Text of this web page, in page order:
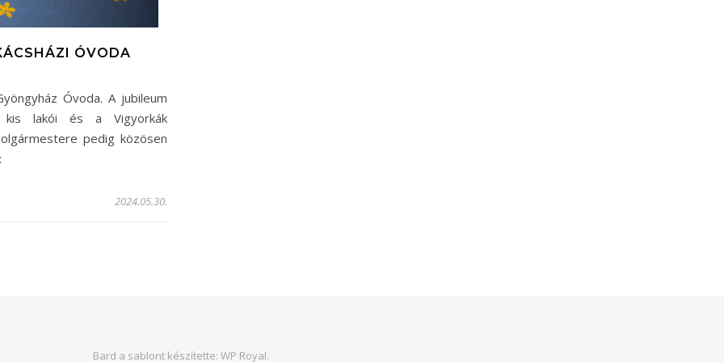
ÓVODA
Óvoda. A jubileum
kis lakói és a Vigyorkák
pedig közösen
2024.05.30.
Bard a sablont készítette: WP Royal.